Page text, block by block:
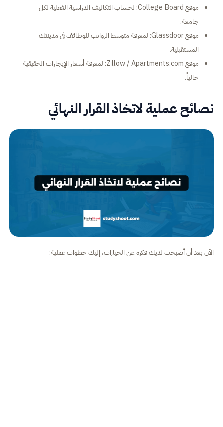
موقع College Board: لحساب التكاليف الدراسية الفعلية لكل
جامعة.
موقع Glassdoor: لمعرفة متوسط الرواتب للوظائف في مدينتك
المستقبلية.
موقع Zillow / Apartments.com: لمعرفة أسعار الإيجارات الحقيقية
حالياً.
نصائح عملية لاتخاذ القرار النهائي
الآن بعد أن أصبحت لديك فكرة عن الخيارات، إليك خطوات عملية: